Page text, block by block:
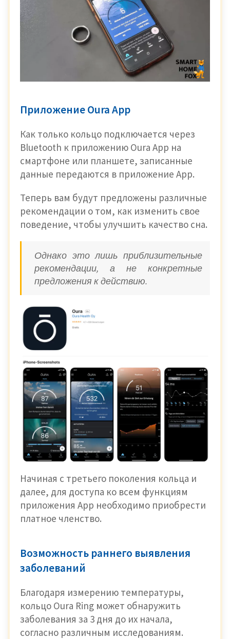
Приложение Oura Арр
Как только кольцо подключается через
Bluetooth к приложению Oura Арр на
смартфоне или планшете, записанные
данные передаются в приложение Арр.
Теперь вам будут предложены различные
рекомендации о том, как изменить свое
поведение, чтобы улучшить качество сна.
Однако это лишь приблизительные
рекомендации, а не конкретные
предложения к действию.
Начиная с третьего поколения кольца и
далее, для доступа ко всем функциям
приложения Арр необходимо приобрести
платное членство.
Возможность раннего выявления
заболеваний
Благодаря измерению температуры,
кольцо Oura Ring может обнаружить
заболевания за 3 дня до их начала,
согласно различным исследованиям.